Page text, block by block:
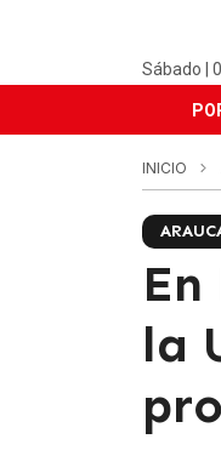
Sábado |
INICIO
la